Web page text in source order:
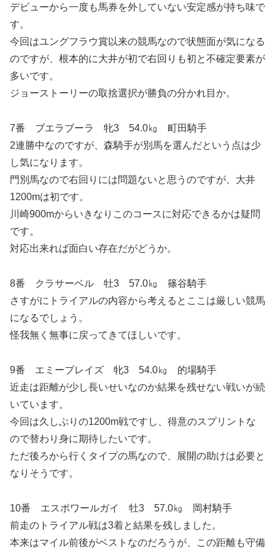
デビューから一度も馬券を外していない安定感が持ち味で
す。
今回はユングフラウ賞以来の競馬なので状態面が気になる
のですが、根本的に大井が初で右回りも初と不確定要素が
多いです。
ジョーストーリーの取捨選択が勝負の分かれ目か。
7番 ブエラブーラ 牝3 54.0㎏ 町田騎手
2連勝中なのですが、森騎手が別馬を選んだという点は少
し気になります。
門別馬なので右回りには問題ないと思うのですが、大井
1200mは初です。
川崎900mからいきなりこのコースに対応できるかは疑問
です。
対応出来れば面白い存在だがどうか。
8番 クラサーベル 牡3 57.0㎏ 篠谷騎手
さすがにトライアルの内容から考えるとここは厳しい競馬
になるでしょう。
怪我無く無事に戻ってきてほしいです。
9番 エミーブレイズ 牝3 54.0㎏ 的場騎手
近走は距離が少し長いせいなのか結果を残せない戦いが続
いています。
今回は久しぶりの1200m戦ですし、得意のスプリントな
ので替わり身に期待したいです。
ただ後ろから行くタイプの馬なので、展開の助けは必要と
なりそうです。
10番 エスポワールガイ 牡3 57.0㎏ 岡村騎手
前走のトライアル戦は3着と結果を残しました。
本来はマイル前後がベストなのだろうが、この距離も守備